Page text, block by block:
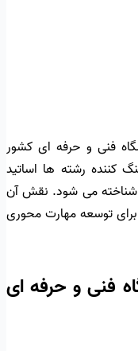
فنی و حرفه ای کشور
رشته ها اساتید
شناخته می شود. نقش آن
توسعه مهارت محوری
فنی و حرفه ای